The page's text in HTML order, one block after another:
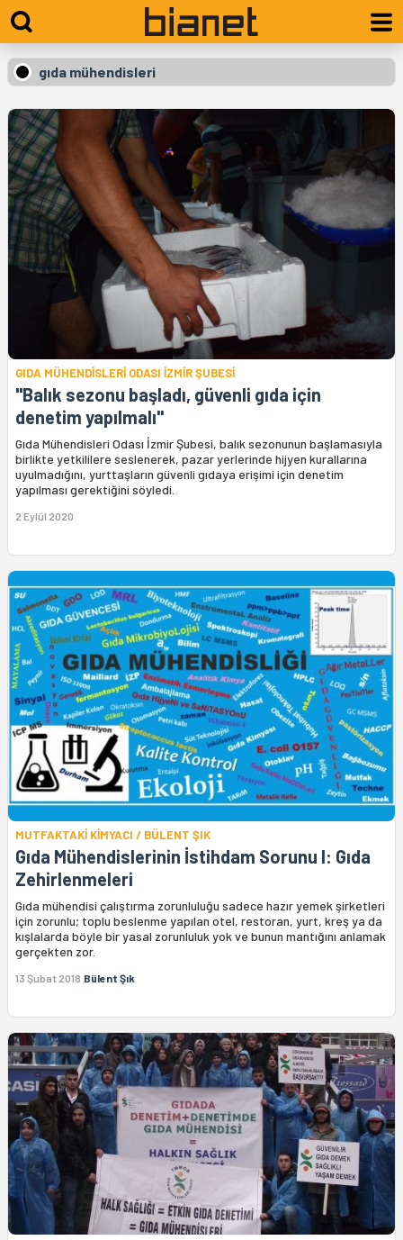
gıda mühendisleri
GIDA MÜHENDİSLERİ ODASI İZMİR ŞUBESİ
"Balık sezonu başladı, güvenli gıda için
denetim yapılmalı"
Gıda Mühendisleri Odası İzmir Şubesi, balık sezonunun başlamasıyla
birlikte yetkililere seslenerek, pazar yerlerinde hijyen kurallarına
uyulmadığını, yurttaşların güvenli gıdaya erişimi için denetim
yapılması gerektiğini söyledi.
2 Eylül 2020
MUTFAKTAKİ KİMYACI / BÜLENT ŞIK
Gıda Mühendislerinin İstihdam Sorunu I: Gıda
Zehirlenmeleri
Gıda mühendisi çalıştırma zorunluluğu sadece hazır yemek şirketleri
için zorunlu; toplu beslenme yapılan otel, restoran, yurt, kreş ya da
kışlalarda böyle bir yasal zorunluluk yok ve bunun mantığını anlamak
gerçekten zor.
13 Şubat 2018 Bülent Şık